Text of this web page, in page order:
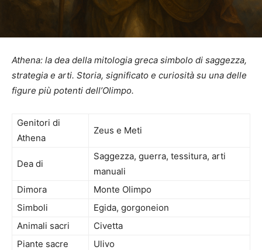
Athena: la dea della mitologia greca simbolo di saggezza,
strategia e arti. Storia, significato e curiosità su una delle
figure più potenti dell’Olimpo.
Genitori di
Athena
Zeus e Meti
Dea di
Saggezza, guerra, tessitura, arti
manuali
Dimora
Monte Olimpo
Simboli
Egida, gorgoneion
Animali sacri
Civetta
Piante sacre
Ulivo